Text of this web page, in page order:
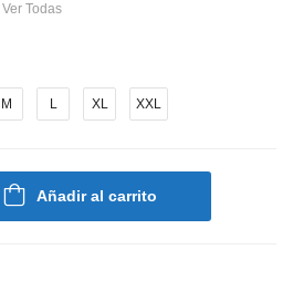
Ver Todas
M L XL XXL
Añadir al carrito